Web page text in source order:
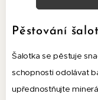
Pěstování
Šalotka se pěstuje
schopnosti odolávat
upřednostňujte